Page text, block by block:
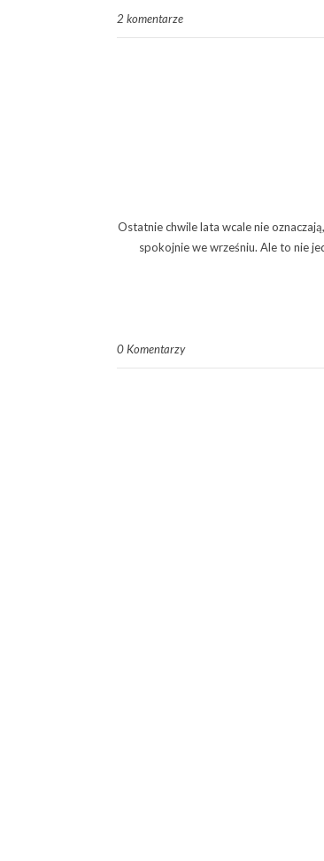
2 komentarze
Ostatnie chwile lata wcale nie
spokojnie we wrześniu. Ale to nie
0 Komentarzy